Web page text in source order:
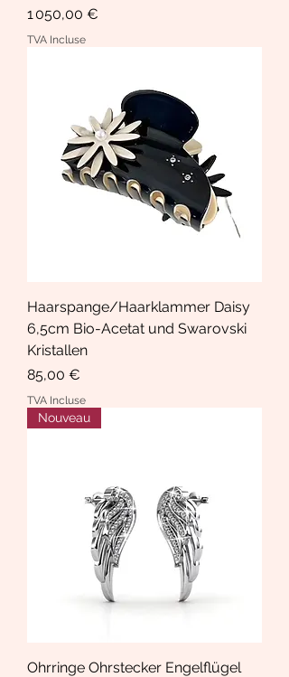
Prix
1 050,00 €
TVA Incluse
Haarspange/Haarklammer Daisy
6,5cm Bio-Acetat und Swarovski
Kristallen
Prix
85,00 €
TVA Incluse
Nouveau
Ohrringe Ohrstecker Engelflügel